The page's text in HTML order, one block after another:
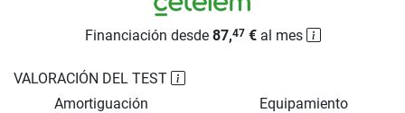
VALORACIÓN DEL TEST
Amortiguación
Equipamiento
Financiación desde 87,47€al mes